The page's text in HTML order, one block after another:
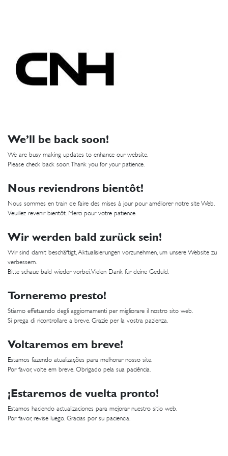
We’ll be back soon!
We are busy making updates to enhance our website.
Please check back soon. Thank you for your patience.
Nous reviendrons bientôt!
Nous sommes en train de faire des mises à jour pour améliorer notre site Web.
Veuillez revenir bientôt. Merci pour votre patience.
Wir werden bald zurück sein!
Wir sind damit beschäftigt, Aktualisierungen vorzunehmen, um unsere Website zu
verbessern.
Bitte schaue bald wieder vorbei. Vielen Dank für deine Geduld.
Torneremo presto!
Stiamo effetuando degli aggiornamenti per migliorare il nostro sito web.
Si prega di ricontrollare a breve. Grazie per la vostra pazienza.
Voltaremos em breve!
Estamos fazendo atualizações para melhorar nosso site.
Por favor, volte em breve. Obrigado pela sua paciência.
¡Estaremos de vuelta pronto!
Estamos haciendo actualizaciones para mejorar nuestro sitio web.
Por favor, revise luego. Gracias por su paciencia.